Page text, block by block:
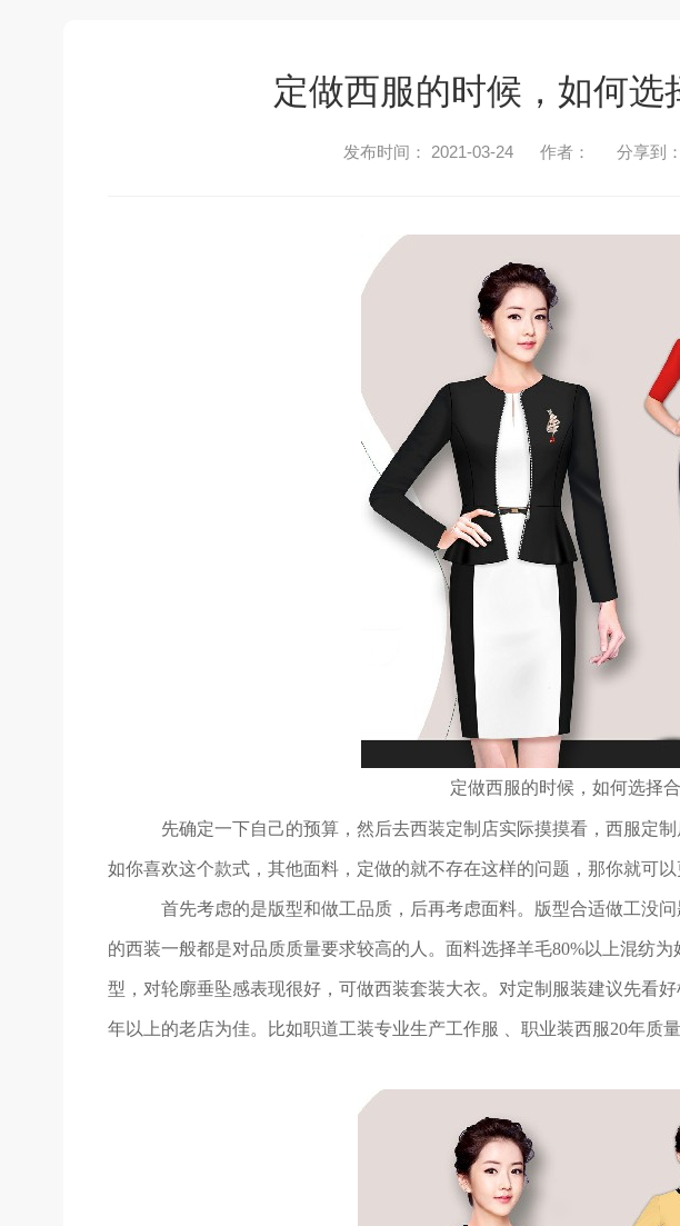
定做西服的时候，如何选
发布时间： 2021-03-24 作者： 分享到：
定做西服的时候，如何选择
先确定一下自己的预算，然后去西装定制店实际摸摸看，西服定
如你喜欢这个款式，其他面料，定做的就不存在这样的问题，那你就可以
首先考虑的是版型和做工品质，后再考虑面料。版型合适做工没
的西装一般都是对品质质量要求较高的人。面料选择羊毛80%以上混纺
型，对轮廓垂坠感表现很好，可做西装套装大衣。对定制服装建议先看
年以上的老店为佳。 比如职道工装专业生产工作服 、职业装西服20年质